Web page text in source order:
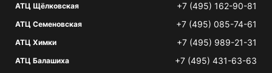
АТЦ Щёлковская +7 (495) 162-90-81
АТЦ Семеновская +7 (495) 085-74-61
АТЦ Химки +7 (495) 989-21-31
АТЦ Балашиха +7 (495) 431-63-63